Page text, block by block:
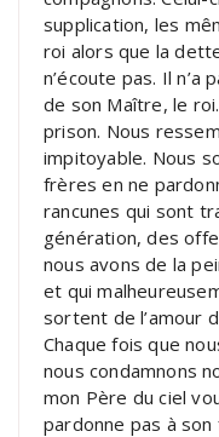
supplication, les
roi alors que la
n’écoute pas. Il n’a
de son Maître, le
prison. Nous
impitoyable. Nous
frères en ne
rancunes qui sont
génération, des
nous avons de la
et qui
sortent de l’amour
Chaque fois que
nous condamnons
mon Père du ciel
pardonne pas à